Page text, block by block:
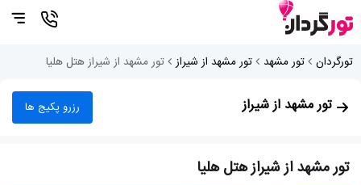
تورگردان تور مشهد تور مشهد از شیراز تور مشهد از شیراز هتل هلیا
تور مشهد از شیراز رزرو پکیج ها
تور مشهد از شیراز هتل هلیا